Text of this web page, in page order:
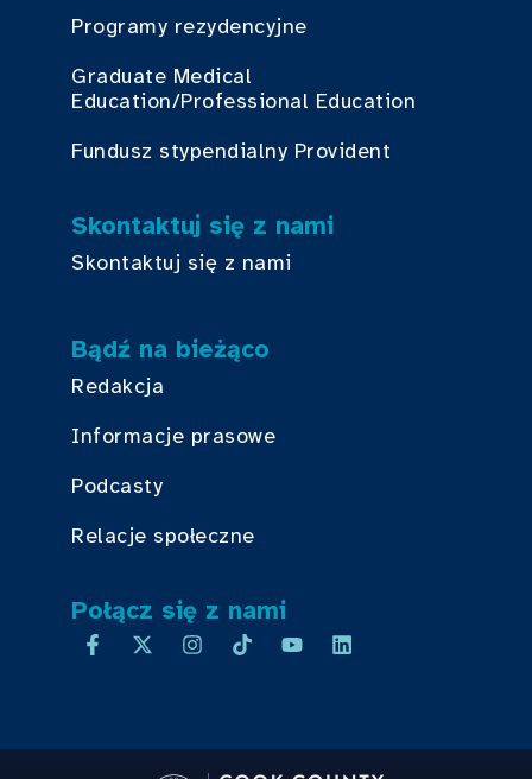
Programy rezydencyjne
Graduate Medical
Education/Professional Education
Fundusz stypendialny Provident
Skontaktuj się z nami
Skontaktuj się z nami
Bądź na bieżąco
Redakcja
Informacje prasowe
Podcasty
Relacje społeczne
Połącz się z nami